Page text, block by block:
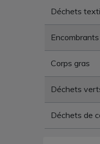
Déchets
Corps gras
Déchets
Déchets de